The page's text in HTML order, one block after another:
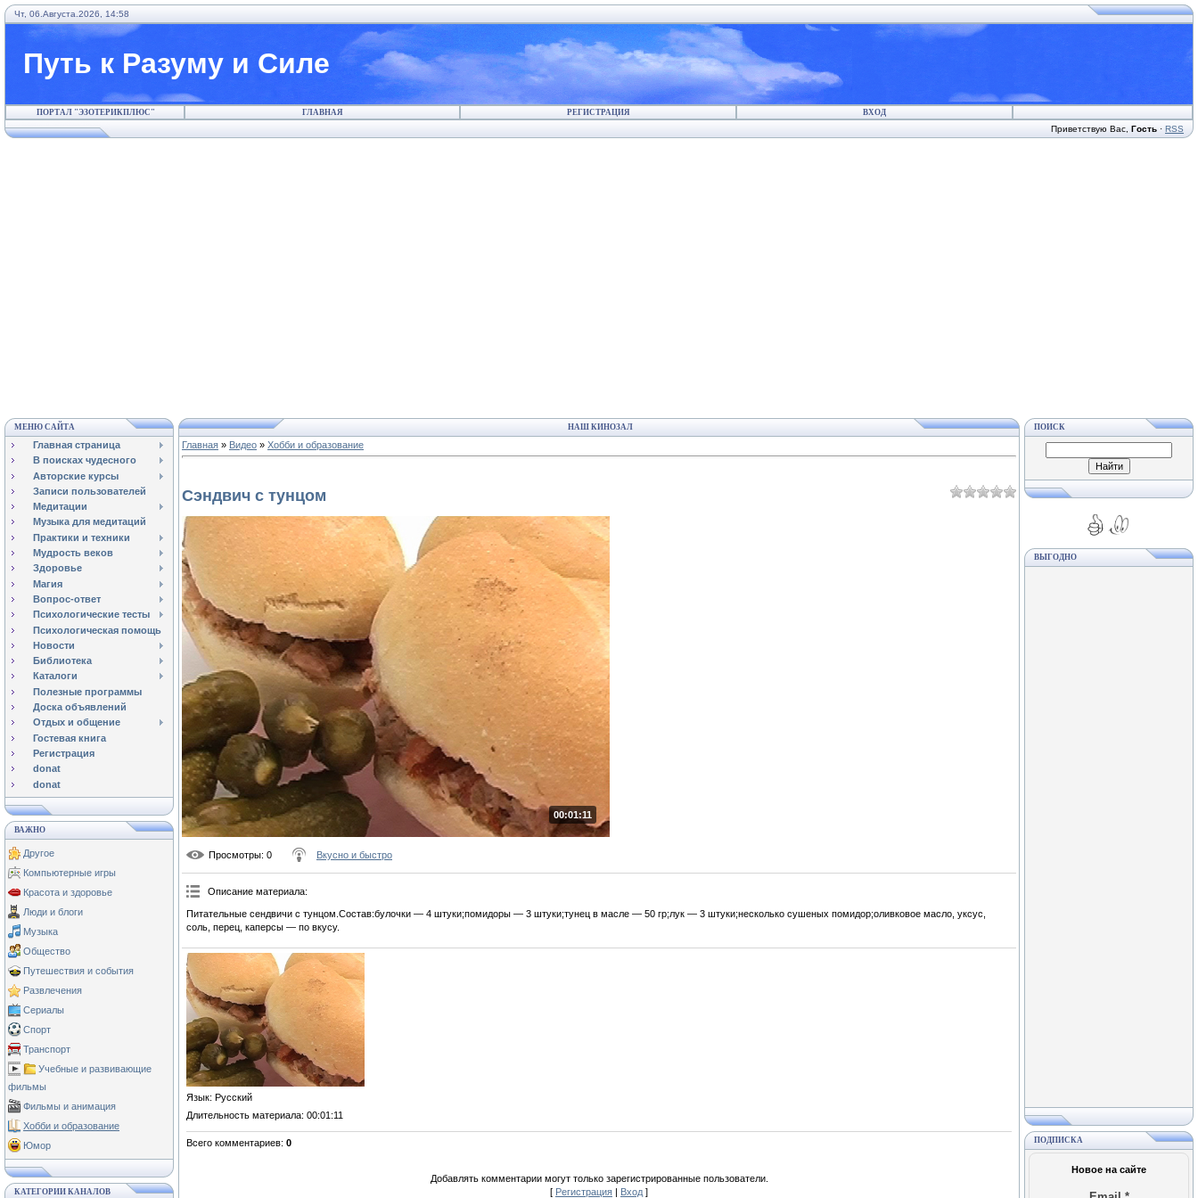
Чт, 06.Августа.2026, 14:58
Путь к Разуму и Силе
ПОРТАЛ "ЭЗОТЕРИКПЛЮС" ГЛАВНАЯ РЕГИСТРАЦИЯ ВХОД
Приветствую Вас Гость · RSS
МЕНЮ САЙТА
Главная страница
В поисках чудесного
Авторские курсы
Записи пользователей
Медитации
Музыка для медитаций
Практики и техники
Мудрость веков
Здоровье
Магия
Вопрос-ответ
Психологические тесты
Психологическая помощь
Новости
Библиотека
Каталоги
Полезные программы
Доска объявлений
Отдых и общение
Гостевая книга
Регистрация
donat
donat
ВАЖНО
Другое
Компьютерные игры
Красота и здоровье
Люди и блоги
Музыка
Общество
Путешествия и события
Развлечения
Сериалы
Спорт
Транспорт
Учебные и развивающие
фильмы
Фильмы и анимация
Хобби и образование
Юмор
КАТЕГОРИИ КАНАЛОВ
НАШ КИНОЗАЛ
Главная » Видео » Хобби и образование
Сэндвич с тунцом
00:01:11
Просмотры: 0 Вкусно и быстро
Описание материала:
Питательные сендвичи с тунцом.Состав:булочки — 4 штуки;помидоры — 3 штуки;тунец в масле — 50 гр;лук — 3 штуки;несколько сушеных помидор;оливковое масло, уксус,
соль, перец, каперсы — по вкусу.
Язык: Русский
Длительность материала: 00:01:11
Всего комментариев: 0
Добавлять комментарии могут только зарегистрированные пользователи.
[ Регистрация | Вход ]
ПОИСК
ВЫГОДНО
ПОДПИСКА
Новое на сайте